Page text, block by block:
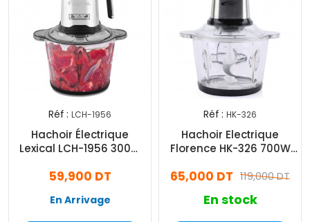
Réf : LCH-1956
Hachoir Électrique
Lexical LCH-1956 300W
59,900 DT
En Arrivage
Réf : HK-326
Hachoir Electrique
Florence HK-326 700W
119,000 DT
65,000 DT
En stock